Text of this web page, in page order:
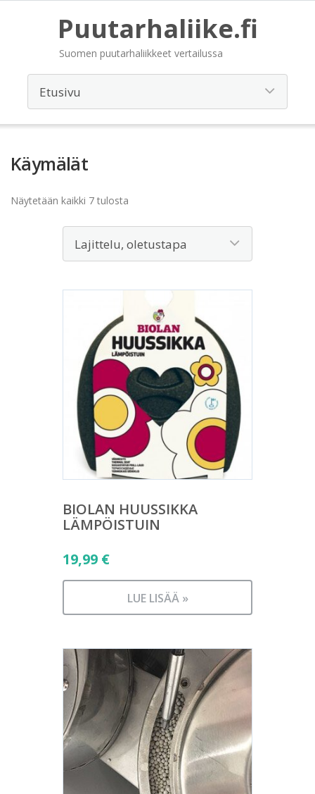
Puutarhaliike.fi
Suomen puutarhaliikkeet vertailussa
Käymälät
Näytetään kaikki 7 tulosta
BIOLAN HUUSSIKKA
LÄMPÖISTUIN
19,99 €
LUE LISÄÄ »